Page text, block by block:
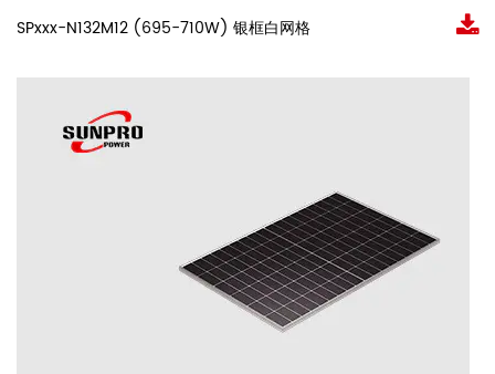
SPxxx-N132M12 (695-710W) 银框白网格